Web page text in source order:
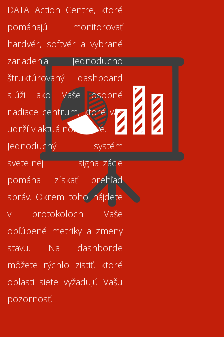
DATA Action Centre, ktoré
pomáhajú monitorovať
hardvér, softvér a vybrané
zariadenia. Jednoducho
štruktúrovaný dashboard
slúži ako Vaše osobné
riadiace centrum, ktoré vás
udrží v aktuálnom stave.
Jednoduchý systém
svetelnej signalizácie
pomáha získať prehľad
správ. Okrem toho nájdete
v protokoloch Vaše
obľúbené metriky a zmeny
stavu. Na dashborde
môžete rýchlo zistiť, ktoré
oblasti siete vyžadujú Vašu
pozornosť.